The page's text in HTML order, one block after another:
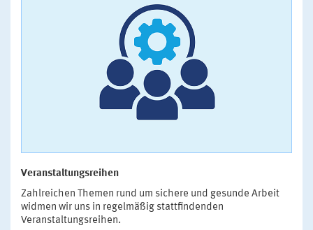
Veranstaltungsreihen
Zahlreichen Themen rund um sichere und gesunde Arbeit
widmen wir uns in regelmäßig stattfindenden
Veranstaltungsreihen.